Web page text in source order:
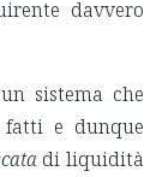
davvero
sistema che
fatti e dunque
di liquidità